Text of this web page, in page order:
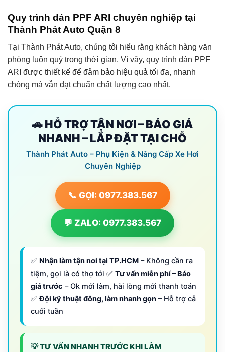
Quy trình dán PPF ARI chuyên nghiệp tại
Thành Phát Auto Quận 8
Tại Thành Phát Auto, chúng tôi hiểu rằng khách hàng văn
phòng luôn quý trọng thời gian. Vì vậy, quy trình dán PPF
ARI được thiết kế để đảm bảo hiệu quả tối đa, nhanh
chóng mà vẫn đạt chuẩn chất lượng cao nhất.
🚗 HỖ TRỢ TẬN NƠI – BÁO GIÁ
NHANH – LẮP ĐẶT TẠI CHỖ
Thành Phát Auto – Phụ Kiện & Nâng Cấp Xe Hơi
Chuyên Nghiệp
📞 GỌI: 0977.383.567
💬 ZALO: 0977.383.567
✅ Nhận làm tận nơi tại TP.HCM – Không cần ra
tiệm, gọi là có thợ tới ✅ Tư vấn miễn phí – Báo
giá trước – Ok mới làm, hài lòng mới thanh toán
✅Đội kỹ thuật đông, làm nhanh gọn – Hỗ trợ cả
cuối tuần
💡 TƯ VẤN NHANH TRƯỚC KHI LÀM